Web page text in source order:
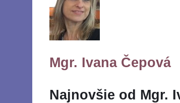
Mgr. Ivana Čepová
Najnovšie od Mgr.